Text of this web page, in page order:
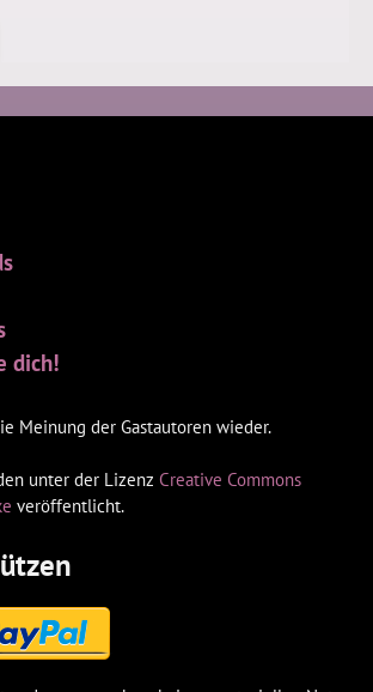
dich!
Meinung der Gastautoren wieder.
unter der Lizenz Creative Commons
veröffentlicht.